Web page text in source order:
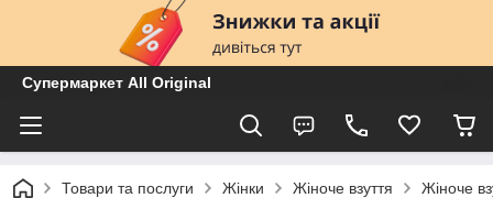
Супермаркет All Original
Товари та послуги Жінки Жіноче взуття Жіноче